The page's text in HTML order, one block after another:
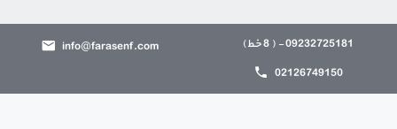
09232725181 - ( 8 خط)
02126749150
info@farasenf.com